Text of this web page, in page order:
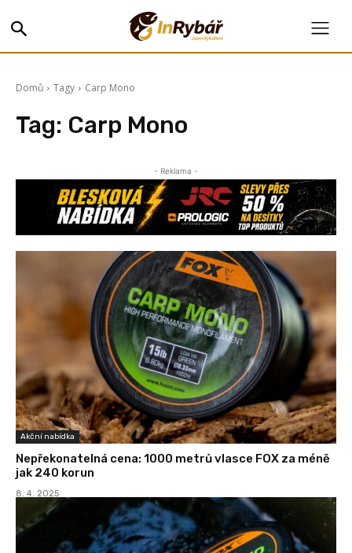
Domů Tagy Carp Mono
Tag: Carp Mono
- Reklama -
Akční nabídka
Nepřekonatelná cena: 1000 metrů vlasce FOX za méně
jak 240 korun
8. 4. 2025